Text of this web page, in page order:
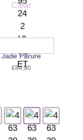
Clear
Jade Parure
€84,90